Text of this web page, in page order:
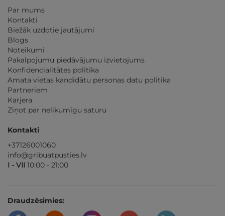
Par mums
Kontakti
Biežāk uzdotie jautājumi
Blogs
Noteikumi
Pakalpojumu piedāvājumu izvietojums
Konfidencialitātes politika
Amata vietas kandidātu personas datu politika
Partneriem
Karjera
Ziņot par nelikumīgu saturu
Kontakti
+37126001060
info@gribuatpusties.lv
I - VII 10:00 - 21:00
Draudzēsimies: